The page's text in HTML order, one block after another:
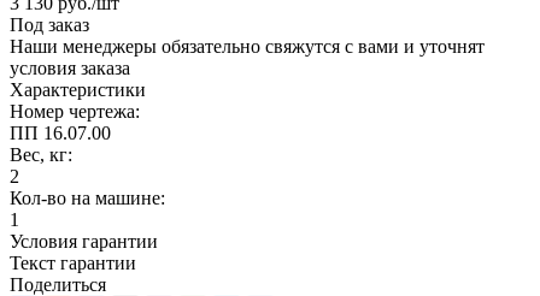
Под заказ
Наши менеджеры обязательно свяжутся с вами и уточнят
условия заказа
Характеристики
Номер чертежа:
ПП 16.07.00
Вес, кг:
2
Кол-во на машине:
1
Условия гарантии
Текст гарантии
Поделиться